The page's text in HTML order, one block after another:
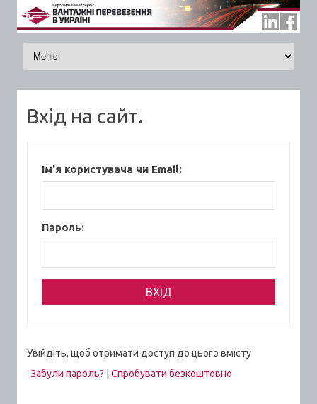
Skip to content
Вхід на сайт.
Ім'я користувача чи Email:
Пароль:
Увійдіть, щоб отримати доступ до цього вмісту
Забули пароль?
Спробувати безкоштовно